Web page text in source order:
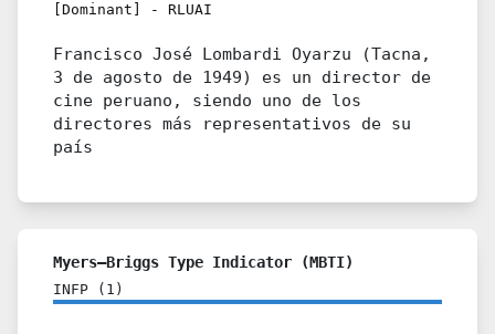
[Dominant]
- RLUAI
Francisco José Lombardi Oyarzu (Tacna,
3 de agosto de 1949) es un director de
cine peruano, siendo uno de los
directores más representativos de su
país
Myers–Briggs Type Indicator (MBTI)
INFP ( 1 )